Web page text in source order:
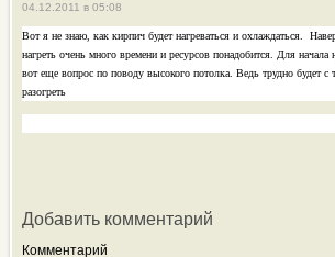
04.12.2011 в 05:08
Вот я не знаю, как кирпич будет нагреваться и охлаждаться.
нагреть очень много времени и ресурсов понадобится. Для начала
вот еще вопрос по поводу высокого потолка. Ведь трудно будет с
разогреть
Добавить комментарий
Комментарий